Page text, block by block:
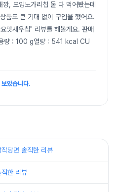
, 오잉노가리칩 둘 다 먹어봤는데
품도 큰 기대 없이 구입을 했어요.
맛새우칩" 리뷰를 해볼게요. 판매
량 : 100 g열량 : 541 kcal CU
았습니다.
당면 솔직한 리뷰
한 리뷰